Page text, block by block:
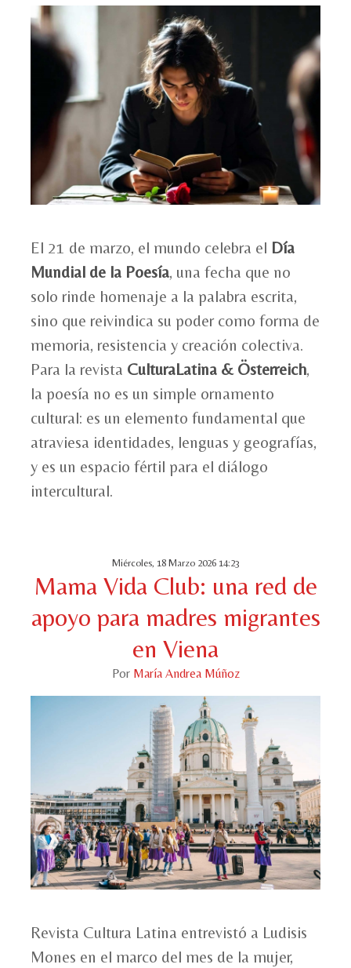
El 21 de marzo, el mundo celebra el Día
Mundial de la Poesía, una fecha que no
solo rinde homenaje a la palabra escrita,
sino que reivindica su poder como forma de
memoria, resistencia y creación colectiva.
Para la revista CulturaLatina & Österreich,
la poesía no es un simple ornamento
cultural: es un elemento fundamental que
atraviesa identidades, lenguas y geografías,
y es un espacio fértil para el diálogo
intercultural.
Miércoles, 18 Marzo 2026 14:23
Mama Vida Club: una red de
apoyo para madres migrantes
en Viena
Por María Andrea Múñoz
Revista Cultura Latina entrevistó a Ludisis
Mones en el marco del mes de la mujer,